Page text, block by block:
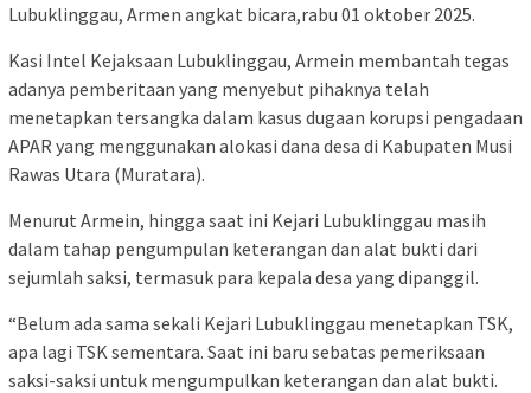
Lubuklinggau, Armen angkat bicara,rabu 01 oktober 2025.
Kasi Intel Kejaksaan Lubuklinggau, Armein membantah tegas
adanya pemberitaan yang menyebut pihaknya telah
menetapkan tersangka dalam kasus dugaan korupsi pengadaan
APAR yang menggunakan alokasi dana desa di Kabupaten Musi
Rawas Utara (Muratara).
Menurut Armein, hingga saat ini Kejari Lubuklinggau masih
dalam tahap pengumpulan keterangan dan alat bukti dari
sejumlah saksi, termasuk para kepala desa yang dipanggil.
“Belum ada sama sekali Kejari Lubuklinggau menetapkan TSK,
apa lagi TSK sementara. Saat ini baru sebatas pemeriksaan
saksi-saksi untuk mengumpulkan keterangan dan alat bukti.